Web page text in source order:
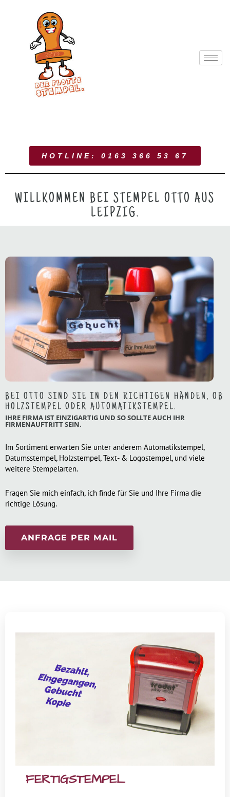
HOTLINE: 0163 366 53 67
WILLKOMMEN BEI STEMPEL OTTO AUS
LEIPZIG.
BEI OTTO SIND SIE IN DEN RICHTIGEN HÄNDEN, OB
HOLZSTEMPEL ODER AUTOMATIKSTEMPEL.
IHRE FIRMA IST EINZIGARTIG UND SO SOLLTE AUCH IHR
FIRMENAUFTRITT SEIN.
Im Sortiment erwarten Sie unter anderem Automatikstempel,
Datumsstempel, Holzstempel, Text- & Logostempel, und viele
weitere Stempelarten.
Fragen Sie mich einfach, ich finde für Sie und Ihre Firma die
richtige Lösung.
ANFRAGE PER MAIL
FERTIGSTEMPEL